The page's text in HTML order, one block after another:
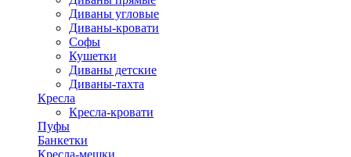
Диваны угловые
Диваны-кровати
Софы
Кушетки
Диваны детские
Диваны-тахта
Кресла
Кресла-кровати
Пуфы
Банкетки
Кресла-мешки